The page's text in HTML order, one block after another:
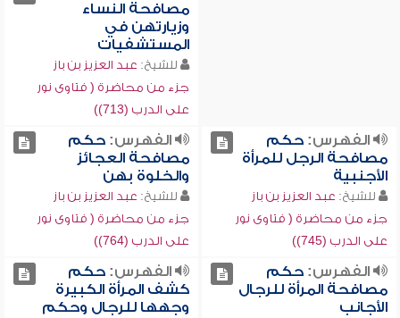
مصافحة النساء
وزيارتهن في
المستشفيات
للشيخ: عبد العزيز بن باز
جزء من محاضرة ( فتاوى نور
على الدرب (713))
الفهرس:حكم
مصافحة الرجل للمرأة
الأجنبية
للشيخ: عبد العزيز بن باز
جزء من محاضرة ( فتاوى نور
على الدرب (745))
الفهرس:حكم
مصافحة العجائز
والخلوة بهن
للشيخ: عبد العزيز بن باز
جزء من محاضرة ( فتاوى نور
على الدرب (764))
الفهرس:حكم
مصافحة المرأة للرجال
الأجانب
الفهرس:حكم
كشف المرأة الكبيرة
وجهها للرجال وحكم